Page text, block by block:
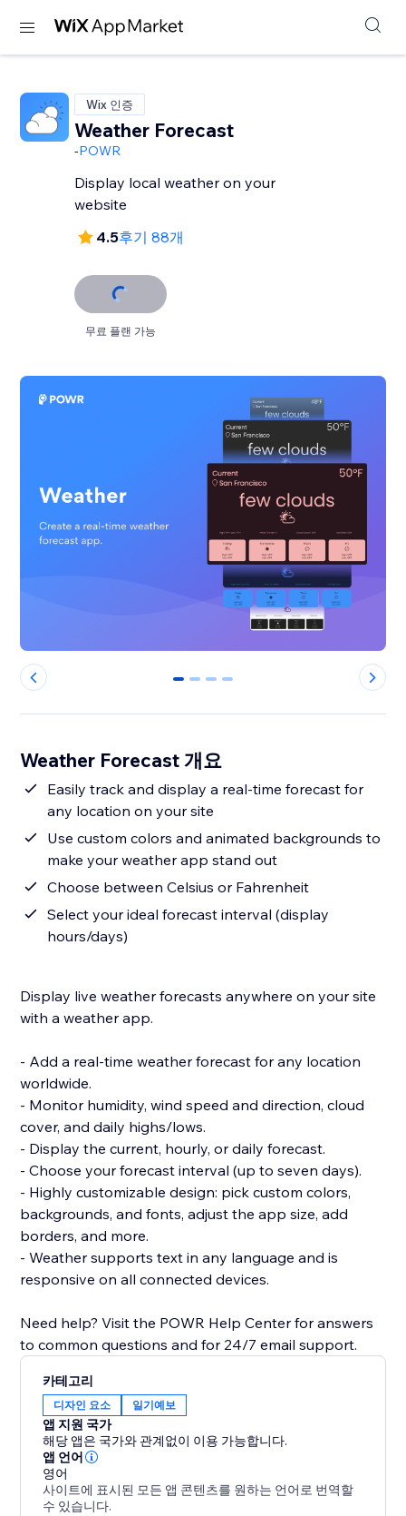
Wix 인증
Weather Forecast
-POWR
Display local weather on your
website
4.5후기 88개
무료 플랜 가능
0 1 2 3
Weather Forecast 개요
Easily track and display a real-time forecast for
any location on your site
Use custom colors and animated backgrounds to
make your weather app stand out
Choose between Celsius or Fahrenheit
Select your ideal forecast interval (display
hours/days)
Display live weather forecasts anywhere on your site
with a weather app.
- Add a real-time weather forecast for any location
worldwide.
- Monitor humidity, wind speed and direction, cloud
cover, and daily highs/lows.
- Display the current, hourly, or daily forecast.
- Choose your forecast interval (up to seven days).
- Highly customizable design: pick custom colors,
backgrounds, and fonts, adjust the app size, add
borders, and more.
- Weather supports text in any language and is
responsive on all connected devices.
Need help? Visit the POWR Help Center for answers
to common questions and for 24/7 email support.
카테고리
디자인 요소 일기예보
앱 지원 국가
해당 앱은 국가와 관계없이 이용 가능합니다.
앱 언어
영어
사이트에 표시된 모든 앱 콘텐츠를 원하는 언어로 번역할
수 있습니다.